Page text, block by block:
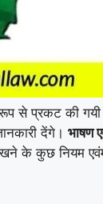
से प्रकट की गयी
देंगे। भाषण
के कुछ नियम